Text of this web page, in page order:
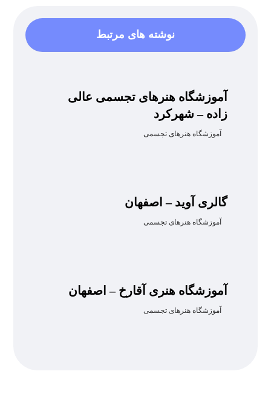
نوشته های مرتبط
آموزشگاه هنرهای تجسمی عالی
زاده – شهرکرد
آموزشگاه هنرهای تجسمی
گالری آوید – اصفهان
آموزشگاه هنرهای تجسمی
آموزشگاه هنری آقارخ – اصفهان
آموزشگاه هنرهای تجسمی